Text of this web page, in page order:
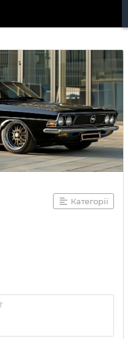
Категорії